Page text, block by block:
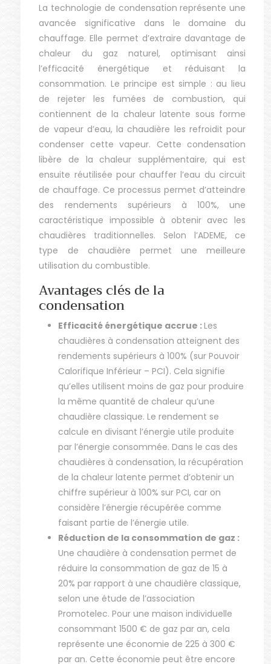
La technologie de condensation représente une
avancée significative dans le domaine du
chauffage. Elle permet d’extraire davantage de
chaleur du gaz naturel, optimisant ainsi
l’efficacité énergétique et réduisant la
consommation. Le principe est simple : au lieu
de rejeter les fumées de combustion, qui
contiennent de la chaleur latente sous forme
de vapeur d’eau, la chaudière les refroidit pour
condenser cette vapeur. Cette condensation
libère de la chaleur supplémentaire, qui est
ensuite réutilisée pour chauffer l’eau du circuit
de chauffage. Ce processus permet d’atteindre
des rendements supérieurs à 100%, une
caractéristique impossible à obtenir avec les
chaudières traditionnelles. Selon l’ADEME, ce
type de chaudière permet une meilleure
utilisation du combustible.
Avantages clés de la
condensation
Efficacité énergétique accrue :Les
chaudières à condensation atteignent des
rendements supérieurs à 100% (sur Pouvoir
Calorifique Inférieur – PCI). Cela signifie
qu’elles utilisent moins de gaz pour produire
la même quantité de chaleur qu’une
chaudière classique. Le rendement se
calcule en divisant l’énergie utile produite
par l’énergie consommée. Dans le cas des
chaudières à condensation, la récupération
de la chaleur latente permet d’obtenir un
chiffre supérieur à 100% sur PCI, car on
considère l’énergie récupérée comme
faisant partie de l’énergie utile.
Réduction de la consommation de gaz :
Une chaudière à condensation permet de
réduire la consommation de gaz de 15 à
20% par rapport à une chaudière classique,
selon une étude de l’association
Promotelec. Pour une maison individuelle
consommant 1500 € de gaz par an, cela
représente une économie de 225 à 300 €
par an. Cette économie peut être encore